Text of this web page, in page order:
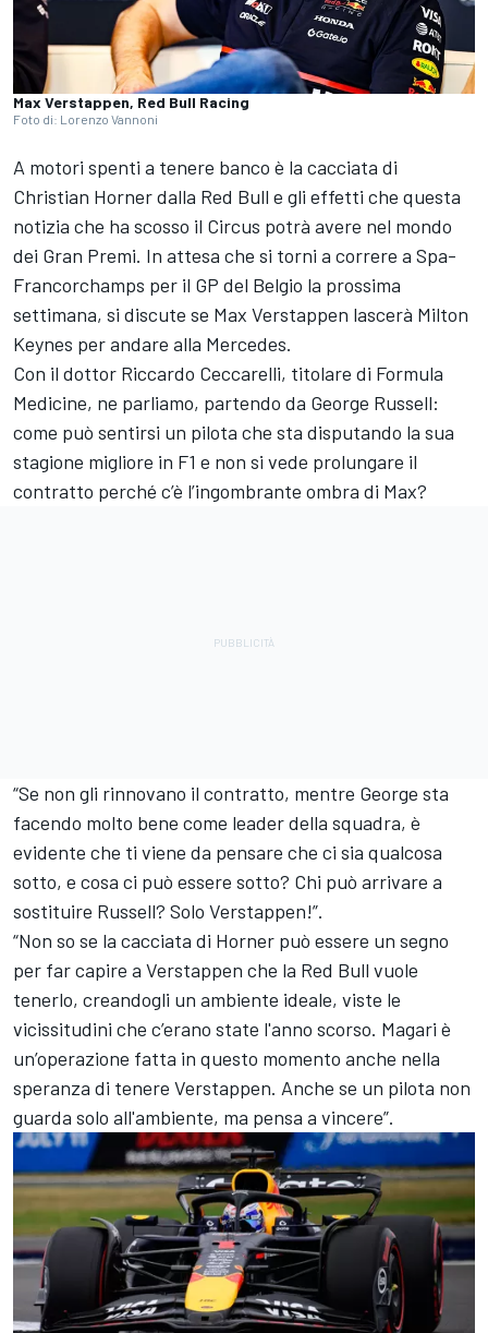
Max Verstappen, Red Bull Racing
Foto di: Lorenzo Vannoni
A motori spenti a tenere banco è la cacciata di
Christian Horner dalla Red Bull e gli effetti che questa
notizia che ha scosso il Circus potrà avere nel mondo
dei Gran Premi. In attesa che si torni a correre a Spa-
Francorchamps per il GP del Belgio la prossima
settimana, si discute se Max Verstappen lascerà Milton
Keynes per andare alla Mercedes.
Con il dottor Riccardo Ceccarelli, titolare di Formula
Medicine, ne parliamo, partendo da George Russell:
come può sentirsi un pilota che sta disputando la sua
stagione migliore in F1 e non si vede prolungare il
contratto perché c’è l’ingombrante ombra di Max?
“Se non gli rinnovano il contratto, mentre George sta
facendo molto bene come leader della squadra, è
evidente che ti viene da pensare che ci sia qualcosa
sotto, e cosa ci può essere sotto? Chi può arrivare a
sostituire Russell? Solo Verstappen!”.
“Non so se la cacciata di Horner può essere un segno
per far capire a Verstappen che la Red Bull vuole
tenerlo, creandogli un ambiente ideale, viste le
vicissitudini che c’erano state l'anno scorso. Magari è
un’operazione fatta in questo momento anche nella
speranza di tenere Verstappen. Anche se un pilota non
guarda solo all'ambiente, ma pensa a vincere”.